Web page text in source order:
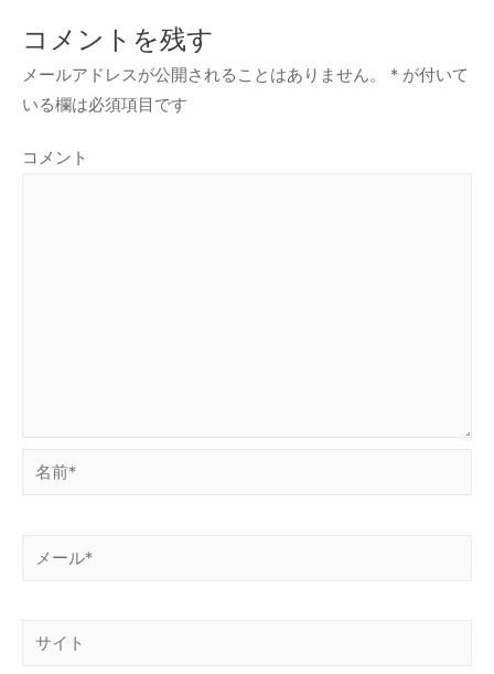
コメントを残す
メールアドレスが公開されることはありません。 * が付いて
いる欄は必須項目です
コメント